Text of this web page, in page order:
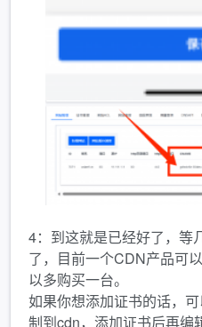
4：到这就是已经好了，等
了，目前一个CDN产品可
以多购买一台。
如果你想添加证书的话，
制到cdn，添加证书后再编